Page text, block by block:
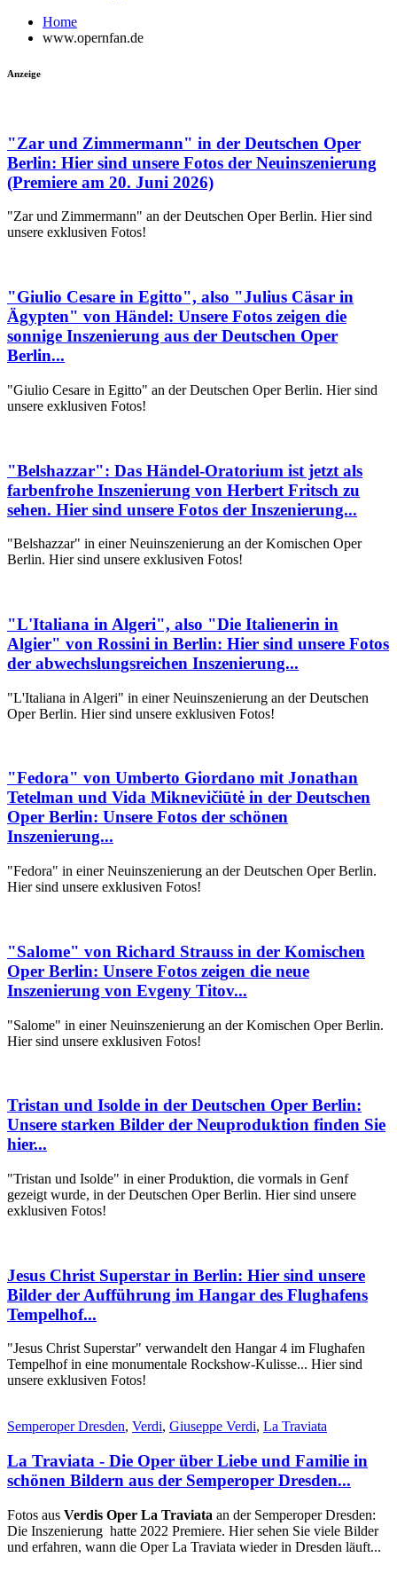
Home
www.opernfan.de
Anzeige
"Zar und Zimmermann" in der Deutschen Oper
Berlin: Hier sind unsere Fotos der Neuinszenierung
(Premiere am 20. Juni 2026)
"Zar und Zimmermann" an der Deutschen Oper Berlin. Hier sind
unsere exklusiven Fotos!
"Giulio Cesare in Egitto", also "Julius Cäsar in
Ägypten" von Händel: Unsere Fotos zeigen die
sonnige Inszenierung aus der Deutschen Oper
Berlin...
"Giulio Cesare in Egitto" an der Deutschen Oper Berlin. Hier sind
unsere exklusiven Fotos!
"Belshazzar": Das Händel-Oratorium ist jetzt als
farbenfrohe Inszenierung von Herbert Fritsch zu
sehen. Hier sind unsere Fotos der Inszenierung...
"Belshazzar" in einer Neuinszenierung an der Komischen Oper
Berlin. Hier sind unsere exklusiven Fotos!
"L'Italiana in Algeri", also "Die Italienerin in
Algier" von Rossini in Berlin: Hier sind unsere Fotos
der abwechslungsreichen Inszenierung...
"L'Italiana in Algeri" in einer Neuinszenierung an der Deutschen
Oper Berlin. Hier sind unsere exklusiven Fotos!
"Fedora" von Umberto Giordano mit Jonathan
Tetelman und Vida Miknevičiūtė in der Deutschen
Oper Berlin: Unsere Fotos der schönen
Inszenierung...
"Fedora" in einer Neuinszenierung an der Deutschen Oper Berlin.
Hier sind unsere exklusiven Fotos!
"Salome" von Richard Strauss in der Komischen
Oper Berlin: Unsere Fotos zeigen die neue
Inszenierung von Evgeny Titov...
"Salome" in einer Neuinszenierung an der Komischen Oper Berlin.
Hier sind unsere exklusiven Fotos!
Tristan und Isolde in der Deutschen Oper Berlin:
Unsere starken Bilder der Neuproduktion finden Sie
hier...
"Tristan und Isolde" in einer Produktion, die vormals in Genf
gezeigt wurde, in der Deutschen Oper Berlin. Hier sind unsere
exklusiven Fotos!
Jesus Christ Superstar in Berlin: Hier sind unsere
Bilder der Aufführung im Hangar des Flughafens
Tempelhof...
"Jesus Christ Superstar" verwandelt den Hangar 4 im Flughafen
Tempelhof in eine monumentale Rockshow-Kulisse... Hier sind
unsere exklusiven Fotos!
Semperoper Dresden, Verdi, Giuseppe Verdi, La Traviata
La Traviata - Die Oper über Liebe und Familie in
schönen Bildern aus der Semperoper Dresden...
Fotos aus Verdis Oper La Traviata an der Semperoper Dresden:
Die Inszenierung hatte 2022 Premiere. Hier sehen Sie viele Bilder
und erfahren, wann die Oper La Traviata wieder in Dresden läuft...